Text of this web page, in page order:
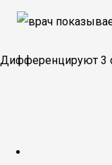
Дифференцируют 3